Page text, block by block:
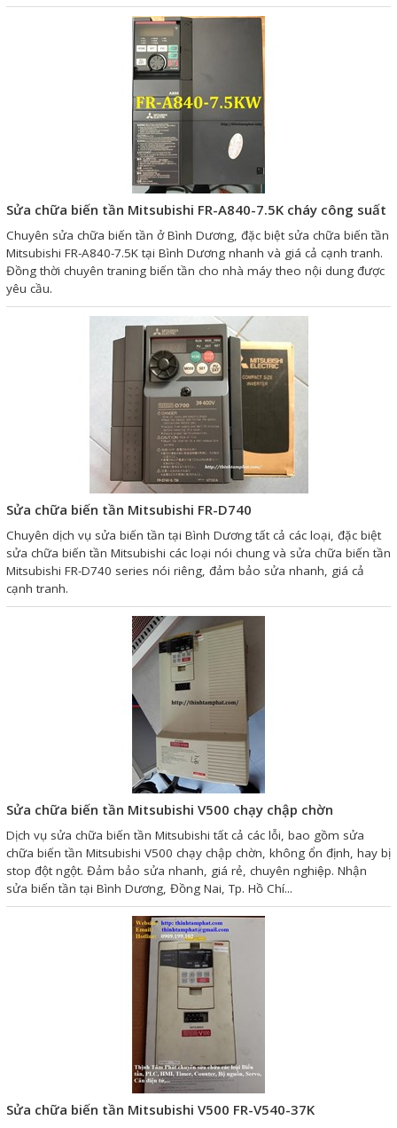
Sửa chữa biến tần Mitsubishi FR-A840-7.5K cháy công suất
Chuyên sửa chữa biến tần ở Bình Dương, đặc biệt sửa chữa biến tần
Mitsubishi FR-A840-7.5K tại Bình Dương nhanh và giá cả cạnh tranh.
Đồng thời chuyên traning biến tần cho nhà máy theo nội dung được
yêu cầu.
Sửa chữa biến tần Mitsubishi FR-D740
Chuyên dịch vụ sửa biến tần tại Bình Dương tất cả các loại, đặc biệt
sửa chữa biến tần Mitsubishi các loại nói chung và sửa chữa biến tần
Mitsubishi FR-D740 series nói riêng, đảm bảo sửa nhanh, giá cả
cạnh tranh.
Sửa chữa biến tần Mitsubishi V500 chạy chập chờn
Dịch vụ sửa chữa biến tần Mitsubishi tất cả các lỗi, bao gồm sửa
chữa biến tần Mitsubishi V500 chạy chập chờn, không ổn định, hay bị
stop đột ngột. Đảm bảo sửa nhanh, giá rẻ, chuyên nghiệp. Nhận
sửa biến tần tại Bình Dương, Đồng Nai, Tp. Hồ Chí...
Sửa chữa biến tần Mitsubishi V500 FR-V540-37K
Thiết bị thu thập dữ liệu,
truyền và lưu trữ dữ liệu
Thiết bị điều khiển và giám
Thiết bị cảnh báo
Thiết bị đo lường - Cảm biến
Bộ điều khiển nhiệt độ
Bộ đếm - Bộ hẹn giờ
Đồng hồ đo đa năng
Phụ kiện lắp tủ điện
Thiết kế phần mềm giám sát
và quản lý
Thiết kế tủ điện công nghiệp
Sửa chữa biến tần
Sửa chữa màn hình HMI
Sửa Bộ điều khiển Servo, Bộ
điều khiển motor bước
Sửa motor - Quấn motor
Lập trình PLC
Lập trình màn hình HMI
Lập trình hệ thống Scada
Lập trình hệ thống Servo
Crack password PLC
Crack password HMI
Lấy Chương Trình HMI
Hình ảnh sửa chữa